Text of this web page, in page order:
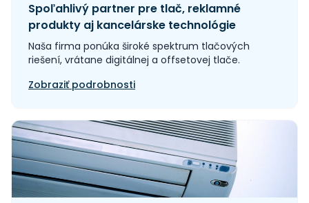
Spoľahlivý partner pre tlač, reklamné
produkty aj kancelárske technológie
Naša firma ponúka široké spektrum tlačových
riešení, vrátane digitálnej a offsetovej tlače.
Zobraziť podrobnosti